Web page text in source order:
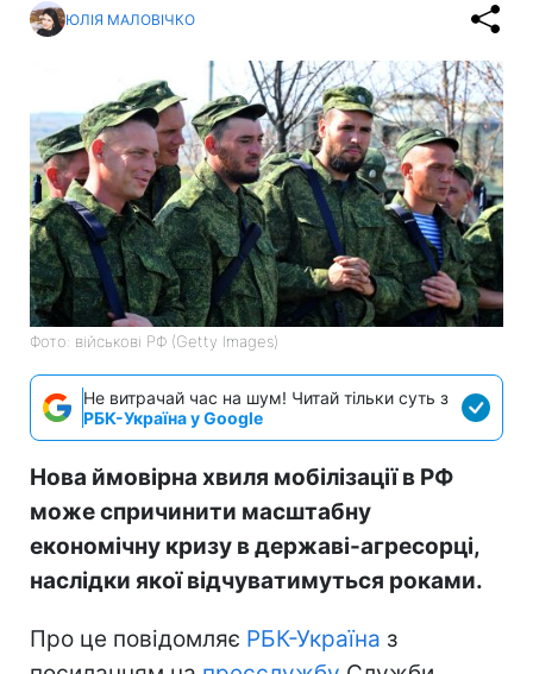
ЮЛІЯ МАЛОВІЧКО
Фото: військові РФ (Getty Images)
Не витрачай час на шум! Читай тільки суть з
РБК-Україна у Google
Нова ймовірна хвиля мобілізації в РФ
може спричинити масштабну
економічну кризу в державі-агресорці,
наслідки якої відчуватимуться роками.
Про це повідомляє РБК-Україна з